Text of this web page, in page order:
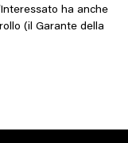
ha anche
(il Garante della